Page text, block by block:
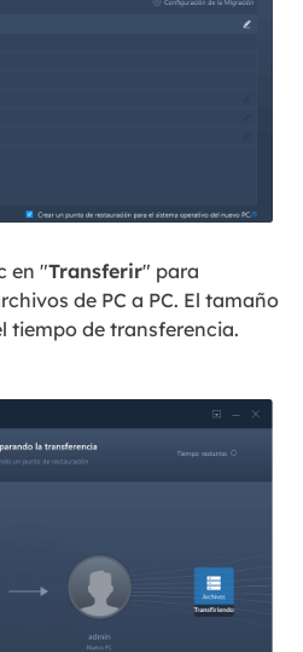
en "Transferir" para
de PC a PC. El tamaño
tiempo de transferencia.